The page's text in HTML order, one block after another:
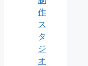
作
ス
タ
ジ
オ